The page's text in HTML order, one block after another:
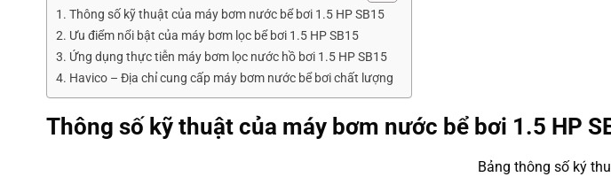
Thông số kỹ thuật của máy bơm nước bể bơi 1.5 HP SB15
Ưu điểm nổi bật của máy bơm lọc bể bơi 1.5 HP SB15
Ứng dụng thực tiễn máy bơm lọc nước hồ bơi 1.5 HP SB15
Havico – Địa chỉ cung cấp máy bơm nước bể bơi chất lượng
Thông số kỹ thuật của máy bơm nước bể bơi 1.5 HP
Bảng thông số ký